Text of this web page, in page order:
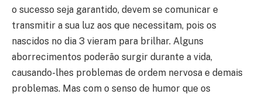
o sucesso seja garantido, devem se comunicar e
transmitir a sua luz aos que necessitam, pois os
nascidos no dia 3 vieram para brilhar. Alguns
aborrecimentos poderão surgir durante a vida,
causando-lhes problemas de ordem nervosa e demais
problemas. Mas com o senso de humor que os